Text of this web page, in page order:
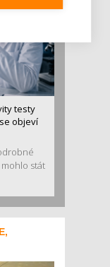
testy
objeví
stát